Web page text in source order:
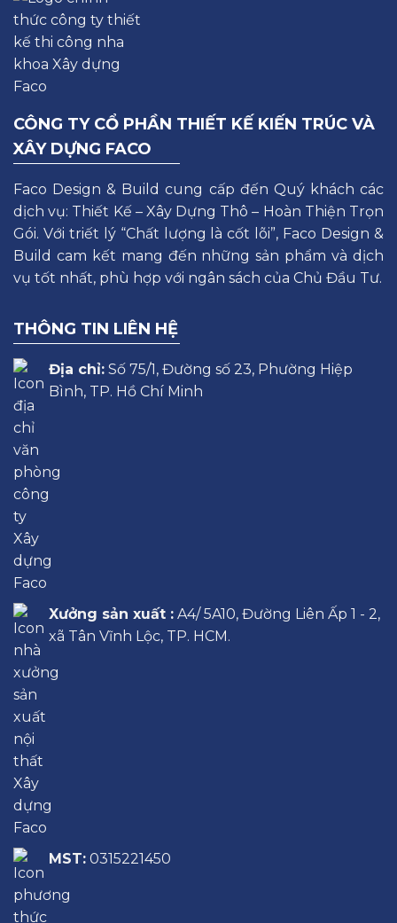
CÔNG TY CỔ PHẦN THIẾT KẾ KIẾN TRÚC VÀ
XÂY DỰNG FACO
Faco Design & Build cung cấp đến Quý khách các
dịch vụ: Thiết Kế – Xây Dựng Thô – Hoàn Thiện Trọn
Gói. Với triết lý “Chất lượng là cốt lõi”, Faco Design &
Build cam kết mang đến những sản phẩm và dịch
vụ tốt nhất, phù hợp với ngân sách của Chủ Đầu Tư.
THÔNG TIN LIÊN HỆ
Địa chỉ: Số 75/1, Đường số 23, Phường Hiệp
Bình, TP. Hồ Chí Minh
Xưởng sản xuất : A4/ 5A10, Đường Liên Ấp 1 - 2,
xã Tân Vĩnh Lộc, TP. HCM.
MST: 0315221450